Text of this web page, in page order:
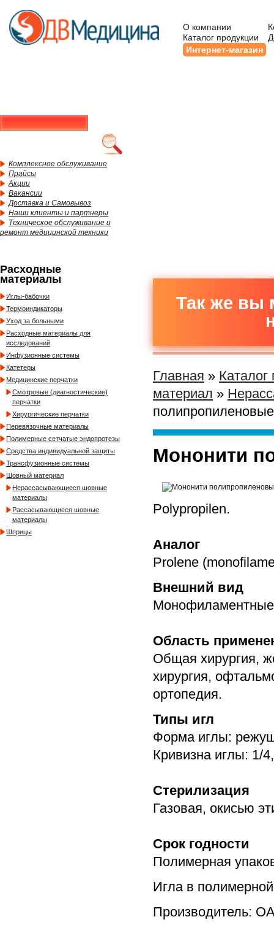
О компании
Каталог продукции
Интернет-магазин
Комплексное обслуживание
Прайсы
Акции
Вакансии
Доставка и Самовывоз
Наши клиенты и партнеры
Техническое обслуживание и
ремонт медицинской техники
Расходные
материалы
Иглы-бабочки
Термоиндикаторы
Уход за больными
Расходные материалы для
исследований
Инфузионные системы
Катетеры
Медицинские перчатки
Смотровые (диагностические)
перчатки
Хирургические перчатки
Перевязочные материалы
Полимерные сетчатые эндопротезы
Средства индивидуальной защиты
Трансфузионные системы
Шовный материал
Нерассасывающиеся шовные
материалы
Рассасывающиеся шовные
материалы
Шприцы
Так же вы
Главная » Каталог
материал »
полипропиленовые
Мононити
Polypropilen.
Аналог
Prolene
Внешний вид
Монофиламентные
Область
Общая хирургия,
хирургия,
ортопедия.
Типы игл
Форма иглы:
Кривизна иглы: 1/
Стерилизация
Газовая, окисью
Срок годности
Полимерная
Игла в
Производитель: